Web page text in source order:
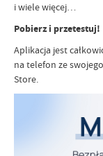
i wiele więcej…
Pobierz i przetestuj!
Aplikacja jest
na telefon ze
Store.